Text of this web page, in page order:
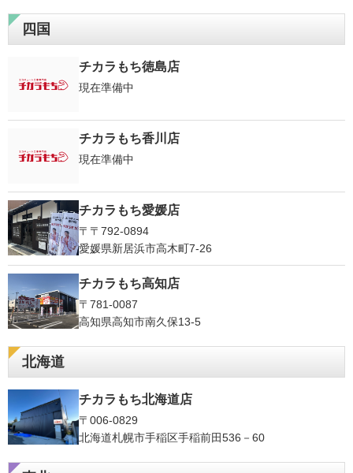
四国
チカラもち徳島店
現在準備中
チカラもち香川店
現在準備中
チカラもち愛媛店
〒〒792-0894
愛媛県新居浜市高木町7-26
チカラもち高知店
〒781-0087
高知県高知市南久保13-5
北海道
チカラもち北海道店
〒006-0829
北海道札幌市手稲区手稲前田536－60